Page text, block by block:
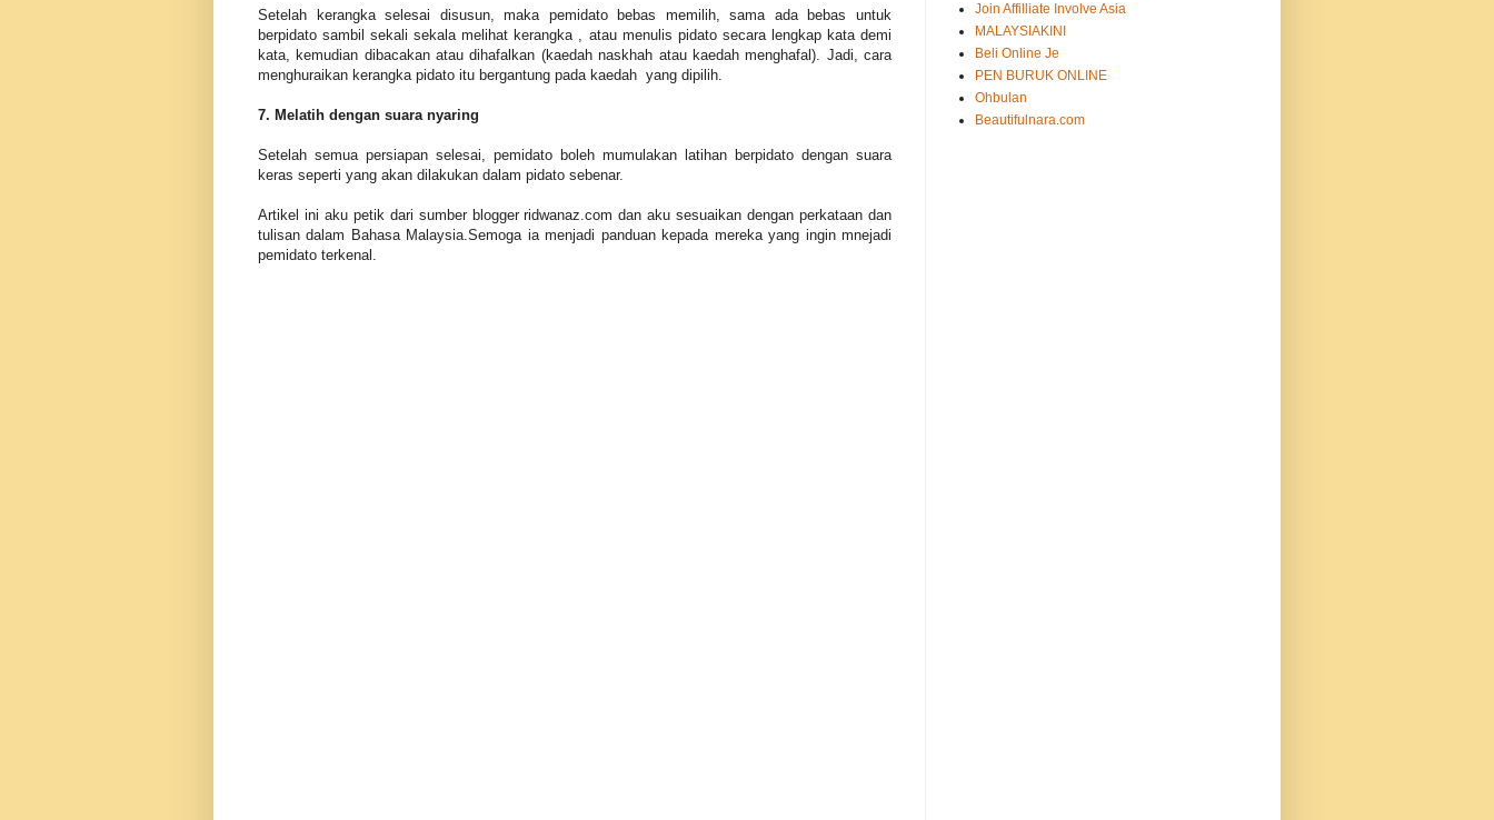
Setelah kerangka selesai disusun, maka pemidato bebas memilih, sama ada bebas untuk
berpidato sambil sekali sekala melihat kerangka , atau menulis pidato secara lengkap kata demi
kata, kemudian dibacakan atau dihafalkan (kaedah naskhah atau kaedah menghafal). Jadi, cara
menghuraikan kerangka pidato itu bergantung pada kaedah yang dipilih.
7. Melatih dengan suara nyaring
Setelah semua persiapan selesai, pemidato boleh mumulakan latihan berpidato dengan suara
keras seperti yang akan dilakukan dalam pidato sebenar.
Artikel ini aku petik dari sumber blogger ridwanaz.com dan aku sesuaikan dengan perkataan dan
tulisan dalam Bahasa Malaysia.Semoga ia menjadi panduan kepada mereka yang ingin mnejadi
pemidato terkenal.
Join Affilliate Involve Asia
MALAYSIAKINI
Beli Online Je
PEN BURUK ONLINE
Ohbulan
Beautifulnara.com